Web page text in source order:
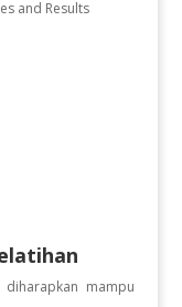
and Results
mampu